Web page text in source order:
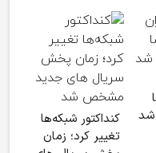
شد
کنداکتور شبکه‌ها
تغییر کرد؛ زمان